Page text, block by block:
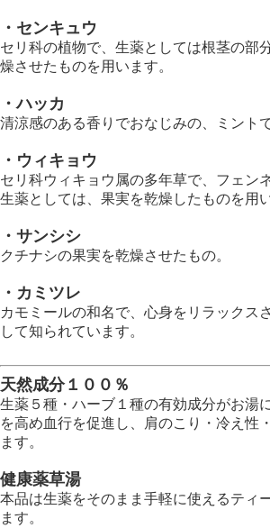
・センキュウ
セリ科の植物で、生薬としては根茎の部
燥させたものを用います。
・ハッカ
清涼感のある香りでおなじみの、ミントで
・ウィキョウ
セリ科ウィキョウ属の多年草で、フェン
生薬としては、果実を乾燥したものを用
・サンシシ
クチナシの果実を乾燥させたもの。
・カミツレ
カモミールの和名で、心身をリラックス
して知られています。
天然成分１００％
生薬５種・ハーブ１種の有効成分がお湯
を高め血行を促進し、肩のこり・冷え性
ます。
健康薬草湯
本品は生薬をそのまま手軽に使えるティ
ます。